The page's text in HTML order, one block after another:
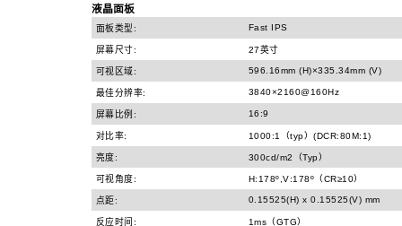
液晶面板
面板类型: Fast IPS
屏幕尺寸: 27英寸
可视区域: 596.16mm (H)×335.34mm (V)
最佳分辨率: 3840×2160@160Hz
屏幕比例: 16:9
对比率: 1000:1（typ）(DCR:80M:1)
亮度: 300cd/m2（Typ）
可视角度: H:178º,V:178º（CR≥10）
点距: 0.15525(H) x 0.15525(V) mm
反应时间: 1ms（GTG）